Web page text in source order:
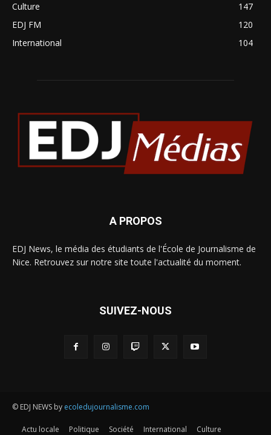
Culture
147
EDJ FM
120
International
104
A PROPOS
EDJ News, le média des étudiants de l'École de Journalisme de
Nice. Retrouvez sur notre site toute l'actualité du moment.
SUIVEZ-NOUS
© EDJ NEWS by ecoledujournalisme.com
Actu locale Politique Société International Culture